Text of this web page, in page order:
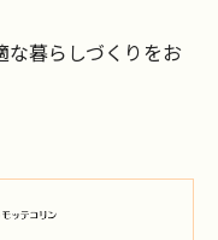
な暮らしづくりをお